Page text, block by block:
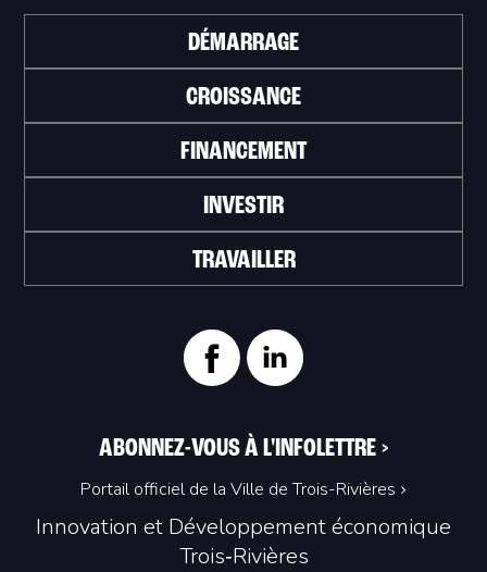
Innovation et Développement économique
Trois‑Rivières
DÉMARRAGE
CROISSANCE
FINANCEMENT
INVESTIR
TRAVAILLER
ABONNEZ-VOUS À L'INFOLETTRE >
Portail officiel de la Ville de Trois-Rivières